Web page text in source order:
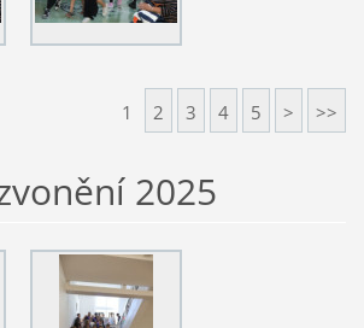
1 2 3 4 5 > >>
2025